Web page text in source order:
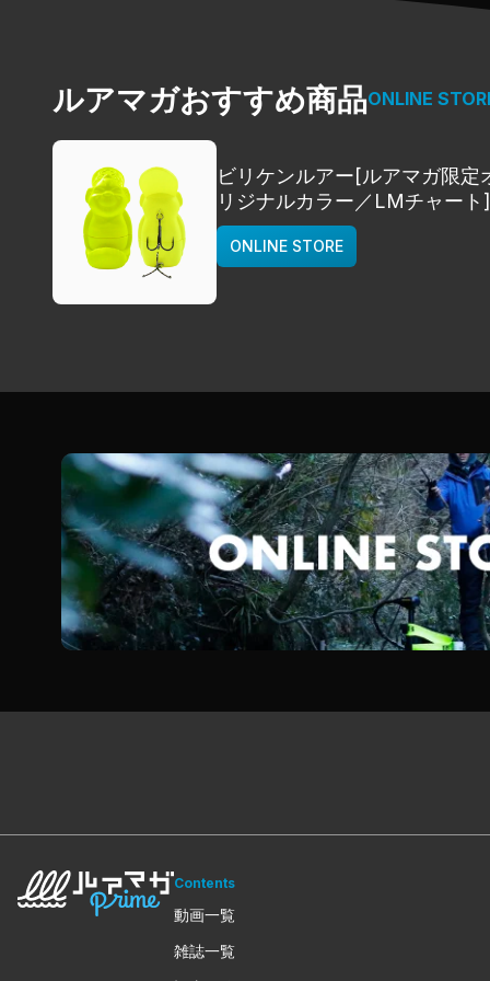
ルアマガおすすめ商品ONLINE
ビリケンルアー[ルアマガ限定
リジナルカラー／LMチャート]
deps
ONLINE STORE
Contents
動画一覧
雑誌一覧